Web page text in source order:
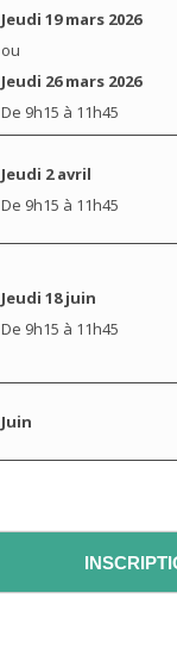
Jeudi 19 mars 2026
ou
Jeudi 26 mars 2026
De 9h15 à 11h45
Jeudi 2 avril
De 9h15 à 11h45
Jeudi 18 juin
De 9h15 à 11h45
Juin